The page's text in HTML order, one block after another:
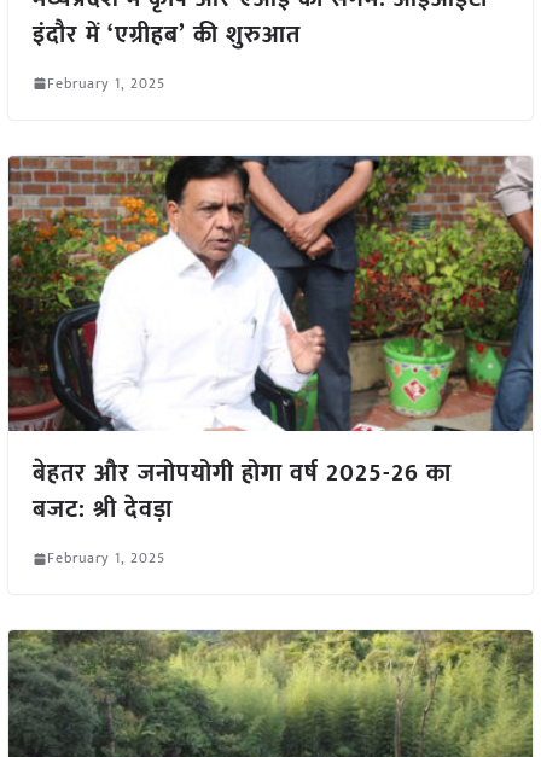
इंदौर में ‘एग्रीहब’ की शुरुआत
February 1, 2025
बेहतर और जनोपयोगी होगा वर्ष 2025-26 का
बजट: श्री देवड़ा
February 1, 2025